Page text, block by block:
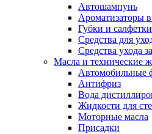
Автошампунь
Ароматизаторы
Губки и салфетки
Средства для
Средства ухода
Масла и технические
Автомобильные
Антифриз
Вода
Жидкости для
Моторные масла
Присадки